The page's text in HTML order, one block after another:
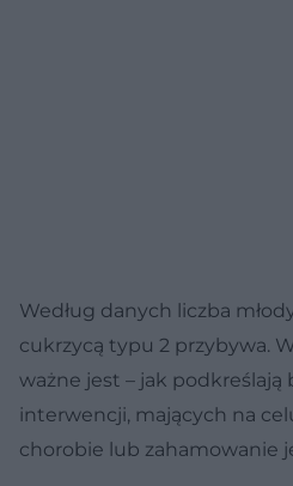
Według danych liczba
cukrzycą typu 2 przybywa.
ważne jest – jak podkreślają
interwencji, mających na
chorobie lub zahamowanie